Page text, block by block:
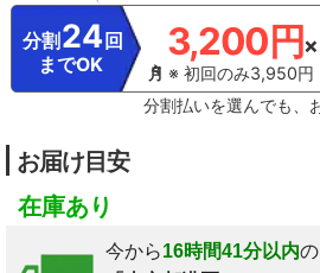
分割 24 回
までOK
3,200円
※ 初回のみ3,950円
分割払いを選んでも、
お届け目安
在庫あり
今から16時間41分以内